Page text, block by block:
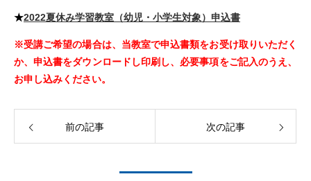
★2022夏休み学習教室（幼児・小学生対象）申込書
※受講ご希望の場合は、当教室で申込書類をお受け取りいただく
か、申込書をダウンロードし印刷し、必要事項をご記入のうえ、
お申し込みください。
前の記事 次の記事